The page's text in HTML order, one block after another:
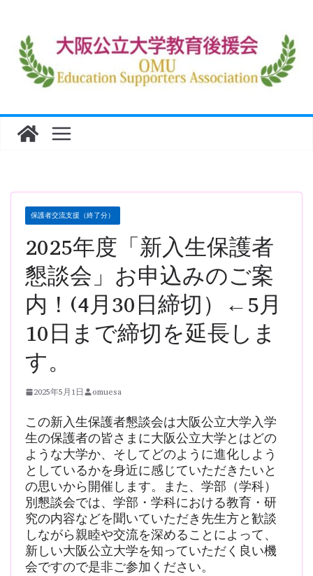
保護者交流支援（終了分）
2025年度「新入生保護者
懇談会」お申込みのご案
内！(4月30日締切）←5月
10日まで締切を延長しま
す。
2025年5月1日 omuesa
この新入生保護者懇談会は大阪公立大学入学
生の保護者の皆さまに大阪公立大学とはどの
ような大学か、そしてどのように進化しよう
としているかを身近に感じていただきたいと
の思いから開催します。また、学部（学科）
別懇談会では、学部・学科における教育・研
究の内容などを聞いていただき先生方と歓談
しながら親睦や交流を深めることによって、
新しい大阪公立大学を知っていただく良い機
会ですので是非ご参加ください。